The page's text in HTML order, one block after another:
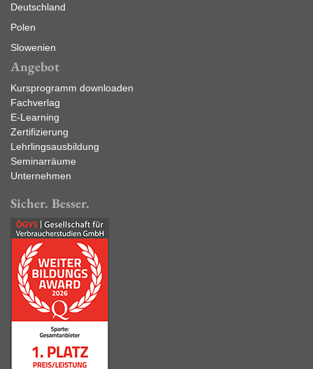
Deutschland
Polen
Slowenien
Angebot
Kursprogramm downloaden
Fachverlag
E-Learning
Zertifizierung
Lehrlingsausbildung
Seminarräume
Unternehmen
Sicher. Besser.